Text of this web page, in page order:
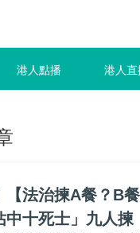
港人點播 港人直
【法治揀A餐？B
中十死士」九人